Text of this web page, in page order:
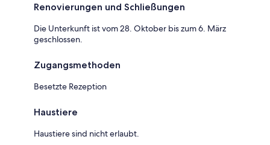
Renovierungen und Schließungen
Die Unterkunft ist vom 28. Oktober bis zum 6. März
geschlossen.
Zugangsmethoden
Besetzte Rezeption
Haustiere
Haustiere sind nicht erlaubt.